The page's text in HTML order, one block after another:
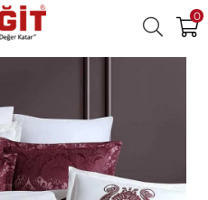
0
Google İle Bağlan